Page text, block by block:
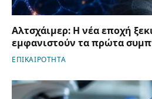
Αλτσχάιμερ: Η νέα εποχή
εμφανιστούν τα πρώτα
ΕΠΙΚΑΙΡΟΤΗΤΑ